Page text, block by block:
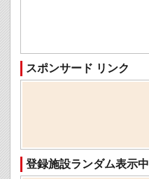
スポンサード リンク
登録施設ランダム表示中